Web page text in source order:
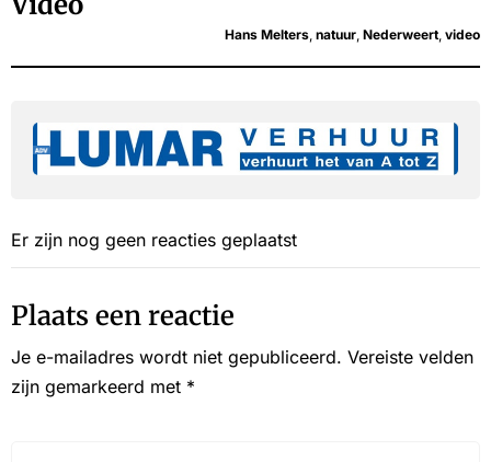
Hans Melters natuur Nederweert video
Er zijn nog geen reacties geplaatst
Plaats een reactie
Je e-mailadres wordt niet gepubliceerd. Vereiste velden
zijn gemarkeerd met *